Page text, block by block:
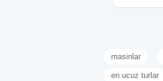
masinlar
en ucuz turlar